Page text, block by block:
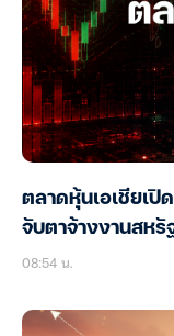
ตลาดหุ้นเอเชียเ
จับตาจ้างงานสหรั
08:54 น.